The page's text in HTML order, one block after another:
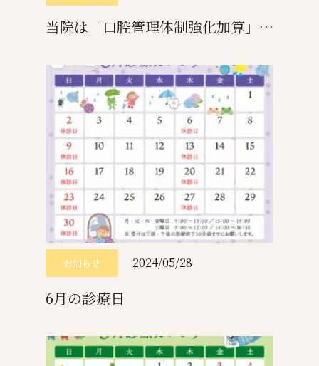
当院は「口腔管理体制強化加算」の認定を受けています。
お知らせ 2024/05/28
6月の診療日